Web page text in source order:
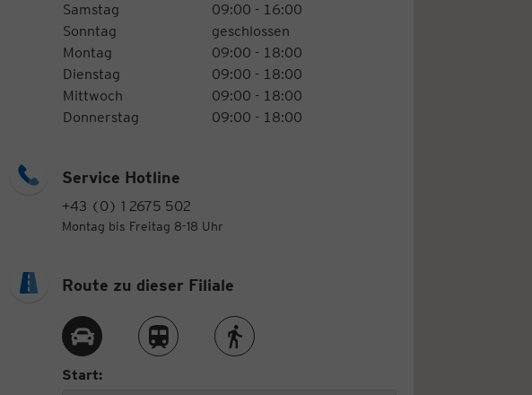
Samstag
09:00 - 16:00
Sonntag
geschlossen
Montag
09:00 - 18:00
Dienstag
09:00 - 18:00
Mittwoch
09:00 - 18:00
Donnerstag
09:00 - 18:00
Service Hotline
+43 (0) 1 2675 502
Montag bis Freitag 8-18 Uhr
Route zu dieser Filiale
Route per AutoRoute per ZugRoute zu Fuß
Start: